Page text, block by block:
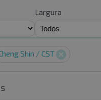
Largura
Shin / CST